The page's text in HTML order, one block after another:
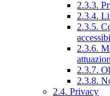
2.3.3.
2.3.4.
2.3.5.
2.3.6.
2.3.7.
2.3.8.
2.4. Privacy